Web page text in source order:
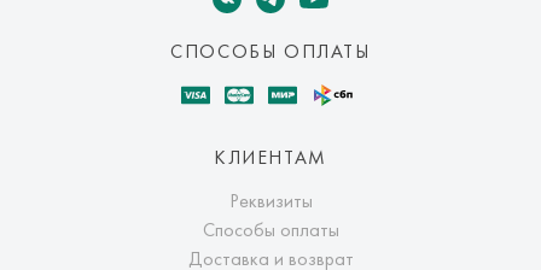
СПОСОБЫ ОПЛАТЫ
КЛИЕНТАМ
Реквизиты
Способы оплаты
Доставка и возврат